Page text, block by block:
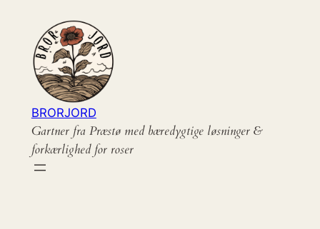
indhold
BRORJORD
Gartner fra Præstø med bæredygtige løsninger &
forkærlighed for roser